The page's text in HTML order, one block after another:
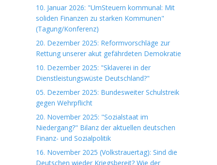
10. Januar 2026: "UmSteuern kommunal: Mit
soliden Finanzen zu starken Kommunen"
(Tagung/Konferenz)
20. Dezember 2025: Reformvorschläge zur
Rettung unserer akut gefährdeten Demokratie
10. Dezember 2025: "Sklaverei in der
Dienstleistungswüste Deutschland?"
05. Dezember 2025: Bundesweiter Schulstreik
gegen Wehrpflicht
20. November 2025: "Sozialstaat im
Niedergang?" Bilanz der aktuellen deutschen
Finanz- und Sozialpolitik
16. November 2025 (Volkstrauertag): Sind die
Deutschen wieder Kriegsbereit? Wie der